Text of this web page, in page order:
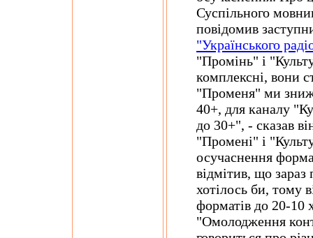
Суспільного
повідомив
"Українського
"Промінь" і
комплексні, вони
"Променя" ми
40+, для каналу
до 30+", - сказав
"Промені" і
осучаснення
відмітив, що зараз
хотілось би, тому
форматів до 20-
"Омолодження